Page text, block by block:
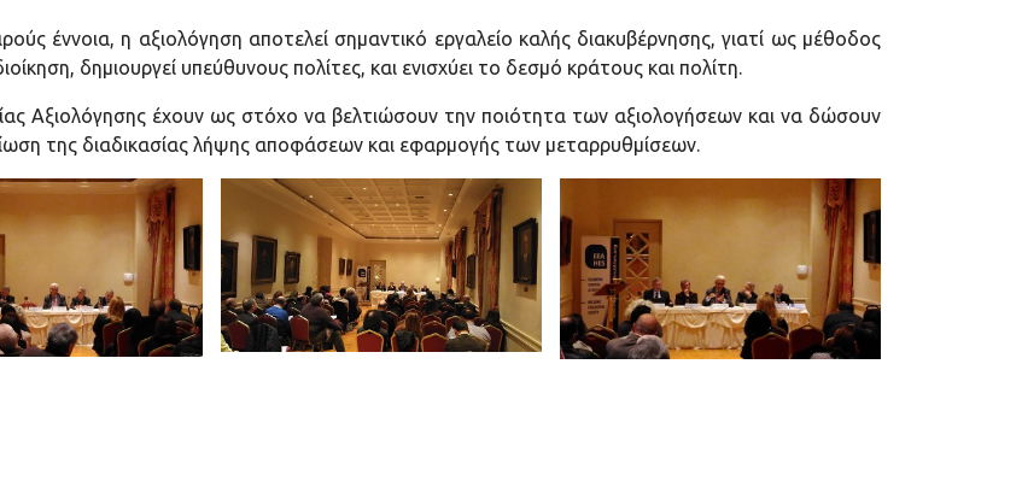
έννοια, η αξιολόγηση αποτελεί σημαντικό εργαλείο καλής διακυβέρνησης, γιατί ως μέθοδος
δημιουργεί υπεύθυνους πολίτες, και ενισχύει το δεσμό κράτους και πολίτη.
Αξιολόγησης έχουν ως στόχο να βελτιώσουν την ποιότητα των αξιολογήσεων και να δώσουν
της διαδικασίας λήψης αποφάσεων και εφαρμογής των μεταρρυθμίσεων.